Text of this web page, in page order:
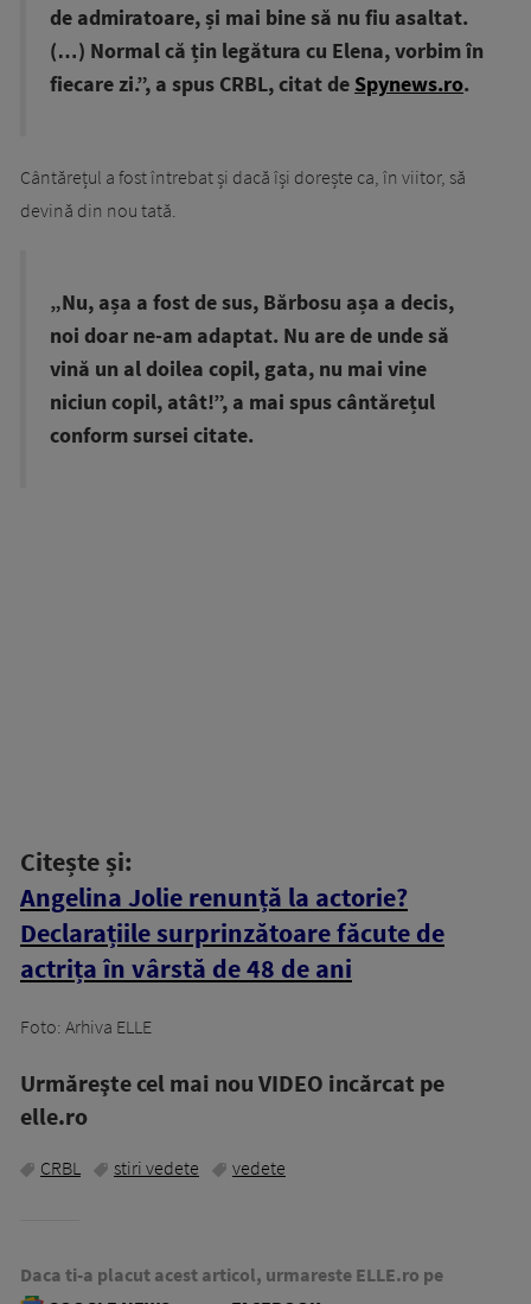
de admiratoare, și mai bine să nu fiu asaltat.
(…) Normal că țin legătura cu Elena, vorbim în
fiecare zi.”, a spus CRBL, citat de Spynews.ro.
Cântărețul a fost întrebat și dacă își dorește ca, în viitor, să
devină din nou tată.
„Nu, așa a fost de sus, Bărbosu așa a decis,
noi doar ne-am adaptat. Nu are de unde să
vină un al doilea copil, gata, nu mai vine
niciun copil, atât!”, a mai spus cântărețul
conform sursei citate.
Citește și:
Angelina Jolie renunță la actorie?
Declarațiile surprinzătoare făcute de
actrița în vârstă de 48 de ani
Foto: Arhiva ELLE
Urmăreşte cel mai nou VIDEO incărcat pe
elle.ro
CRBL stiri vedete vedete
Daca ti-a placut acest articol, urmareste ELLE.ro pe